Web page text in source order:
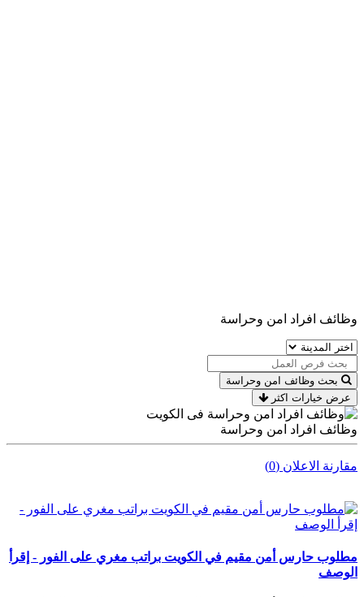
وظائف افراد امن وحراسة
بحث وظائف امن وحراسة
عرض خيارات اكثر
وظائف افراد امن وحراسة
مقارنة الاعلان (0)
مطلوب حارس أمن مقيم في الكويت براتب مغري على الفور - إقرأ
الوصف